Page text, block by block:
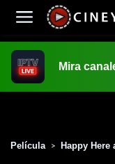
Mira
Película > Happy Here